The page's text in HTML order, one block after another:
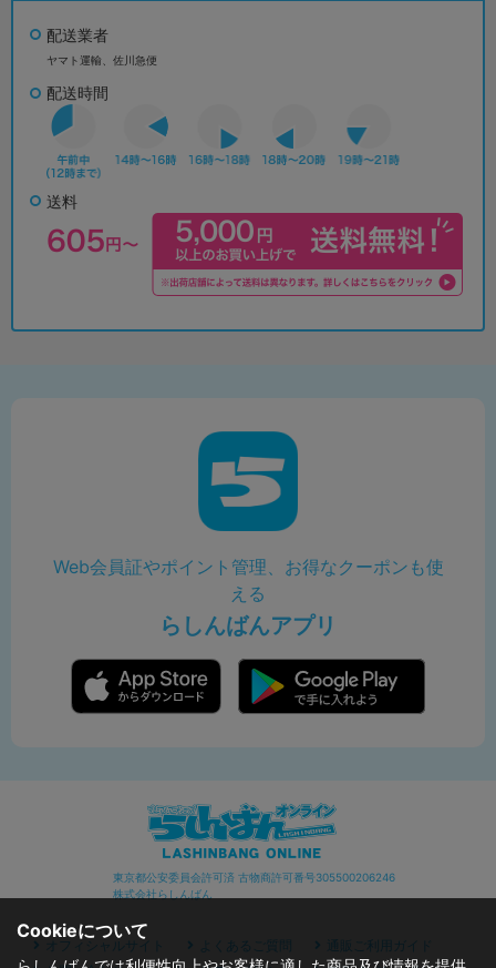
配送業者
ヤマト運輸、佐川急便
配送時間
送料
Web会員証やポイント管理、お得なクーポンも使
える
らしんばんアプリ
東京都公安委員会許可済 古物商許可番号305500206246
株式会社らしんばん
オフィシャルサイト よくあるご質問
通販ご利用ガイド
Cookieについて